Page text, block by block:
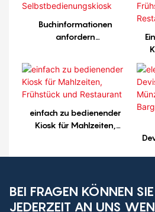
Buchinformationen
anfordern
einfach zu bedienender
Kiosk für Mahlzeiten,
BEI FRAGEN KÖNNEN
JEDERZEIT AN UNS